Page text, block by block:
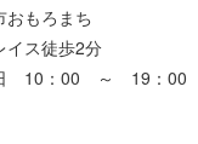
おもろまち
イス徒歩2分
10：00 ～ 19：00